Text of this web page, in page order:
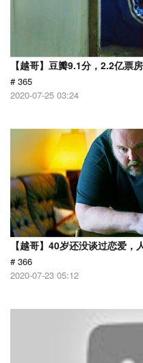
【越哥】豆瓣9.1分，2.2亿票
# 365
2020-07-25 03:24
【越哥】40岁还没谈过恋爱，
# 366
2020-07-23 05:12